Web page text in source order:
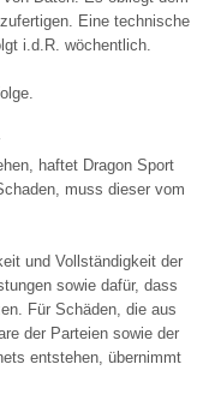
Eine technische
i.d.R. wöchentlich.
haftet Dragon Sport
muss dieser vom
und Vollständigkeit der
sowie dafür, dass
Für Schäden, die aus
der Parteien sowie der
entstehen, übernimmt